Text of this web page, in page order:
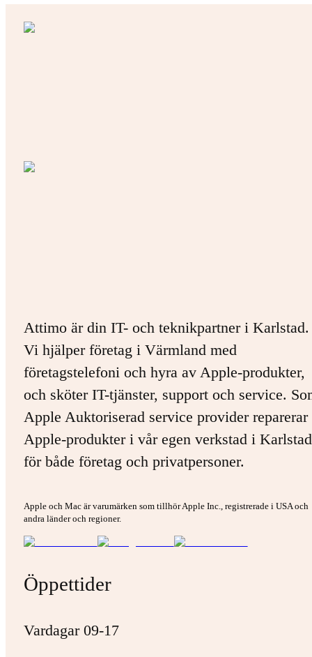
Attimo är din IT- och teknikpartner i Karlstad.
Vi hjälper företag i Värmland med
företagstelefoni och hyra av Apple-produkter,
och sköter IT-tjänster, support och service.
Apple Auktoriserad service provider
Apple-produkter i vår egen verkstad i
för både företag och privatpersoner.
Apple och Mac är varumärken som tillhör Apple Inc., registrerade i USA och
andra länder och regioner.
Öppettider
Vardagar 09-17